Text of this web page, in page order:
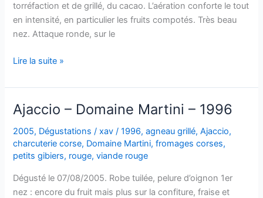
torréfaction et de grillé, du cacao. L’aération conforte le tout
en intensité, en particulier les fruits compotés. Très beau
nez. Attaque ronde, sur le
Ajaccio
Clos
Capitoro
–
1997
Lire la suite »
Ajaccio – Domaine Martini – 1996
2005, Dégustations /xav/1996,agneau grillé,Ajaccio,
charcuterie corse, Domaine Martini,fromages corses,
petits gibiers, rouge,viande rouge
Dégusté le 07/08/2005. Robe tuilée, pelure d’oignon 1er
nez : encore du fruit mais plus sur la confiture, fraise et